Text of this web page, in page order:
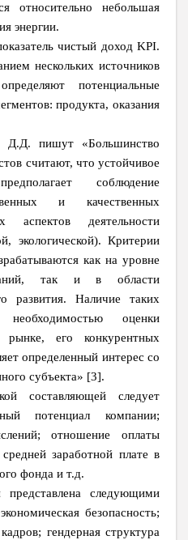
относительно небольшая
энергии.
чистый доход KPI.
нескольких источников
потенциальные
продукта, оказания
Д.Д. пишут «Большинство
считают, что устойчивое
соблюдение
и качественных
аспектов деятельности
экологической). Критерии
как на уровне
так и в области
развития. Наличие таких
необходимостью оценки
его конкурентных
определенный интерес со
субъекта» [3].
составляющей следует
потенциал компании;
отношение оплаты
заработной плате в
фонда и т.д.
представлена следующими
безопасность;
гендерная структура